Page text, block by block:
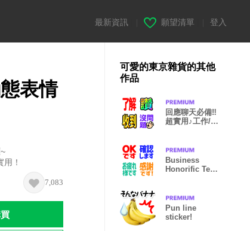
最新資訊 願望清單 登入
表情
！
7,083
可愛的東京雜貨的其他
作品
回應聊天必備‼️
超實用♪工作/活
Business
Honorific Text
Pun line
sticker!